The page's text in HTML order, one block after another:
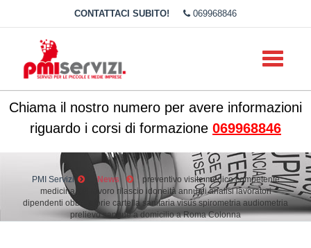
CONTATTACI SUBITO! 069968846
Toggle
Chiama il nostro numero per avere informazioni
riguardo i corsi di formazione 069968846
PMI Servizi News
preventivo visite medico competente
medicina del lavoro rilascio idoneità annuali analisi lavoratori
dipendenti obbligatorie cartella sanitaria visus spirometria audiometria
prelievo sangue a domicilio a Roma Colonna